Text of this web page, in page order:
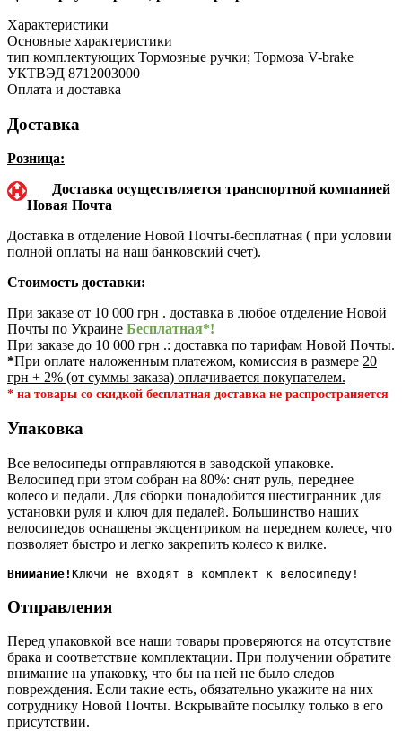
Характеристики
Основные характеристики
тип комплектующих Тормозные ручки; Тормоза V-brake
УКТВЭД 8712003000
Оплата и доставка
Доставка
Розница:
Доставка осуществляется транспортной компанией
Новая Почта
Доставка в отделение Новой Почты-бесплатная ( при условии
полной оплаты на наш банковский счет).
Стоимость доставки:
При заказе от 10 000 грн . доставка в любое отделение Новой
Почты по Украине Бесплатная*!
При заказе до 10 000 грн .: доставка по тарифам Новой Почты.
*При оплате наложенным платежом, комиссия в размере 20
грн + 2% (от суммы заказа) оплачивается покупателем.
* на товары со скидкой бесплатная доставка не распространяется
Упаковка
Все велосипеды отправляются в заводской упаковке.
Велосипед при этом собран на 80%: снят руль, переднее
колесо и педали. Для сборки понадобится шестигранник для
установки руля и ключ для педалей. Большинство наших
велосипедов оснащены эксцентриком на переднем колесе, что
позволяет быстро и легко закрепить колесо к вилке.
Внимание!
Отправления
Перед упаковкой все наши товары проверяются на отсутствие
брака и соответствие комплектации. При получении обратите
внимание на упаковку, что бы на ней не было следов
повреждения. Если такие есть, обязательно укажите на них
сотруднику Новой Почты. Вскрывайте посылку только в его
присутствии.